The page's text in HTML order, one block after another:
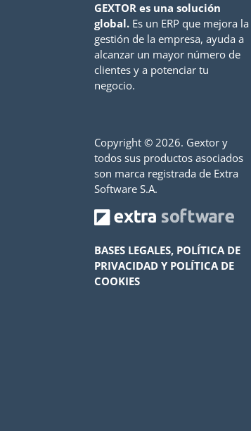
GEXTOR es una solución
global. Es un ERP que mejora la
gestión de la empresa, ayuda a
alcanzar un mayor número de
clientes y a potenciar tu
negocio.
Copyright ©2026. Gextor y
todos sus productos asociados
son marca registrada de Extra
Software S.A.
BASES LEGALES, POLÍTICA DE
PRIVACIDAD Y POLÍTICA DE
COOKIES